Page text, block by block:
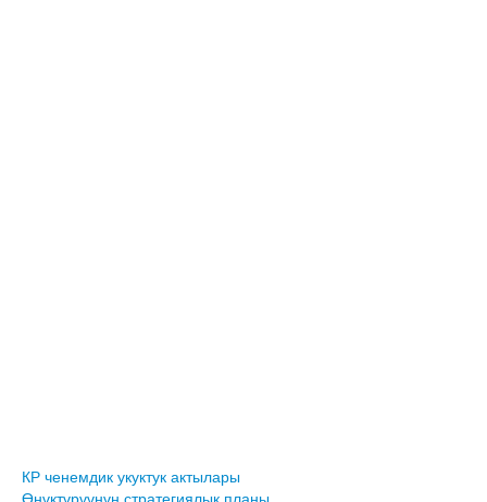
КР ченемдик укуктук актылары
Өнүктүрүүнүн стратегиялык планы